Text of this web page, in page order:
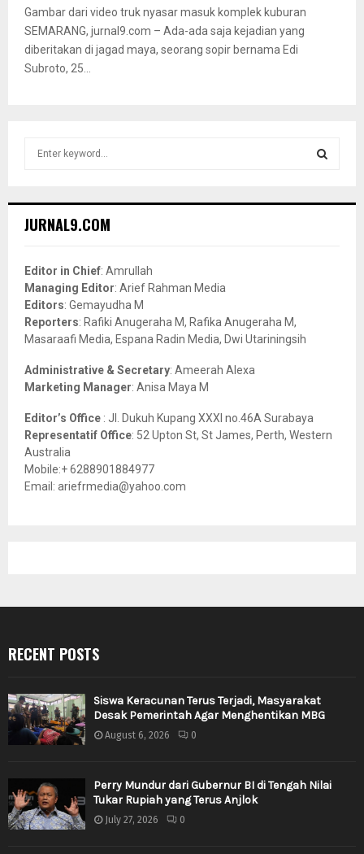
Gambar dari video truk nyasar masuk komplek kuburan
SEMARANG, jurnal9.com – Ada-ada saja kejadian yang
diberitakan di jagad maya, seorang sopir bernama Edi
Subroto, 25...
h
o
r
:
JURNAL9.COM
Editor in Chief: Amrullah
Managing Editor: Arief Rahman Media
Editors: Gemayudha M
Reporters: Rafiki Anugeraha M, Rafika Anugeraha M,
Masaraafi Media, Espana Radin Media, Dwi Utariningsih
Administrative & Secretary: Ameerah Alexa
Marketing Manager: Anisa Maya M
Editor’s Office : Jl. Dukuh Kupang XXXI no.46A Surabaya
Representatif Office: 52 Upton St, St James, Perth, Western
Australia
Mobile:+ 6288901884977
Email: ariefrmedia@yahoo.com
RECENT POSTS
Siswa Keracunan Terus Terjadi, Masyarakat
Desak Pemerintah Agar Menghentikan MBG
August 6, 2026 0
Perry Mundur dari Gubernur BI di Tengah Nilai
Tukar Rupiah yang Terus Anjlok
July 27, 2026 0